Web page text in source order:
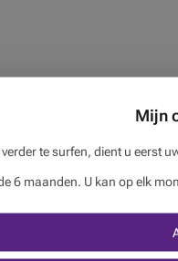
Mijn
te surfen, dient u eerst
6 maanden. U kan op elk